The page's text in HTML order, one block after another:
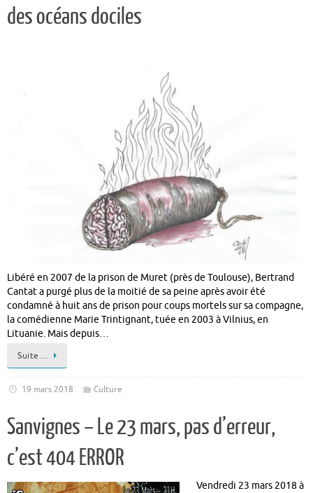
des océans dociles
Libéré en 2007 de la prison de Muret (près de Toulouse), Bertrand
Cantat a purgé plus de la moitié de sa peine après avoir été
condamné à huit ans de prison pour coups mortels sur sa compagne,
la comédienne Marie Trintignant, tuée en 2003 à Vilnius, en
Lituanie. Mais depuis…
Suite…
19 mars 2018 Culture
Sanvignes – Le 23 mars, pas d’erreur,
c’est 404 ERROR
Vendredi 23 mars 2018 à